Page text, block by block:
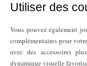
Utiliser des
Vous pouvez également
complémentaires pour
avec des accessoires
dynamique visuelle